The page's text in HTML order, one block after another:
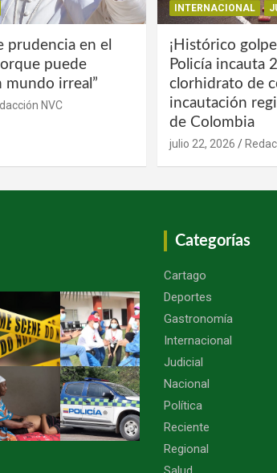
prudencia en el
puede
mundo irreal”
NVC
INTERNACIONAL
¡Histórico
Policía incauta
clorhidrato de
incautación
de Colombia
julio 22, 2026
Categorías
Cartago
Deportes
Gastronomía
Internacional
Judicial
Nacional
Política
Reciente
Regional